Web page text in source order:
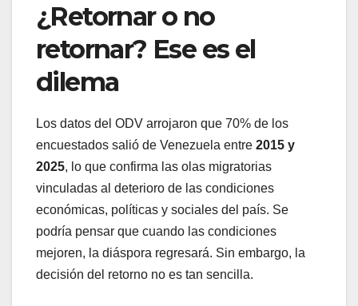
¿Retornar o no
retornar? Ese es el
dilema
Los datos del ODV arrojaron que 70% de los
encuestados salió de Venezuela entre 2015 y
2025, lo que confirma las olas migratorias
vinculadas al deterioro de las condiciones
económicas, políticas y sociales del país. Se
podría pensar que cuando las condiciones
mejoren, la diáspora regresará. Sin embargo, la
decisión del retorno no es tan sencilla.